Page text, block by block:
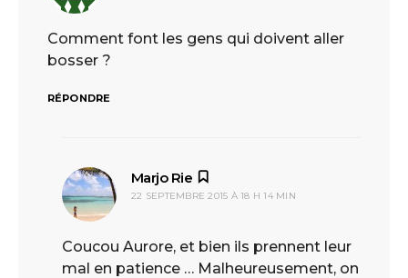
Comment font les gens qui doivent aller
bosser ?
RÉPONDRE
Marjo Rie
22 SEPTEMBRE 2015 À 18 H 14 MIN
Coucou Aurore, et bien ils prennent leur
mal en patience … Malheureusement, on